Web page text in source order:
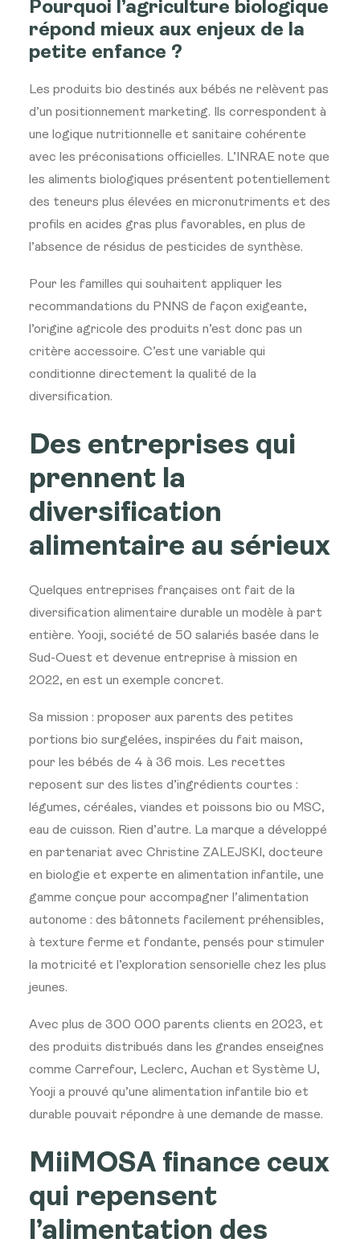
Pourquoi l’agriculture biologique
répond mieux aux enjeux de la
petite enfance ?
Les produits bio destinés aux bébés ne relèvent pas
d’un positionnement marketing. Ils correspondent à
une logique nutritionnelle et sanitaire cohérente
avec les préconisations officielles. L’INRAE note que
les aliments biologiques présentent potentiellement
des teneurs plus élevées en micronutriments et des
profils en acides gras plus favorables, en plus de
l’absence de résidus de pesticides de synthèse.
Pour les familles qui souhaitent appliquer les
recommandations du PNNS de façon exigeante,
l’origine agricole des produits n’est donc pas un
critère accessoire. C’est une variable qui
conditionne directement la qualité de la
diversification.
Des entreprises qui
prennent la
diversification
alimentaire au sérieux
Quelques entreprises françaises ont fait de la
diversification alimentaire durable un modèle à part
entière. Yooji, société de 50 salariés basée dans le
Sud-Ouest et devenue entreprise à mission en
2022, en est un exemple concret.
Sa mission : proposer aux parents des petites
portions bio surgelées, inspirées du fait maison,
pour les bébés de 4 à 36 mois. Les recettes
reposent sur des listes d’ingrédients courtes :
légumes, céréales, viandes et poissons bio ou MSC,
eau de cuisson. Rien d’autre. La marque a développé
en partenariat avec Christine ZALEJSKI, docteure
en biologie et experte en alimentation infantile, une
gamme conçue pour accompagner l’alimentation
autonome : des bâtonnets facilement préhensibles,
à texture ferme et fondante, pensés pour stimuler
la motricité et l’exploration sensorielle chez les plus
jeunes.
Avec plus de 300 000 parents clients en 2023, et
des produits distribués dans les grandes enseignes
comme Carrefour, Leclerc, Auchan et Système U,
Yooji a prouvé qu’une alimentation infantile bio et
durable pouvait répondre à une demande de masse.
MiiMOSA finance ceux
qui repensent
l’alimentation des